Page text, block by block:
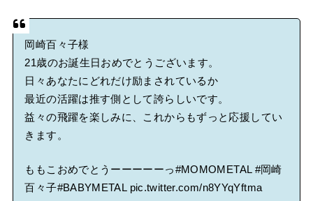
岡崎百々子様
21歳のお誕生日おめでとうございます。
日々あなたにどれだけ励まされているか
最近の活躍は推す側として誇らしいです。
益々の飛躍を楽しみに、これからもずっと応援してい
きます。
ももこおめでとうーーーーーっ#MOMOMETAL #岡崎
百々子#BABYMETAL pic.twitter.com/n8YYqYftma